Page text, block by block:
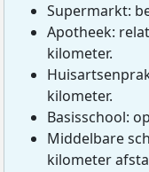
Supermarkt:
Apotheek:
kilometer.
kilometer.
Basisschool:
Middelbare
kilometer